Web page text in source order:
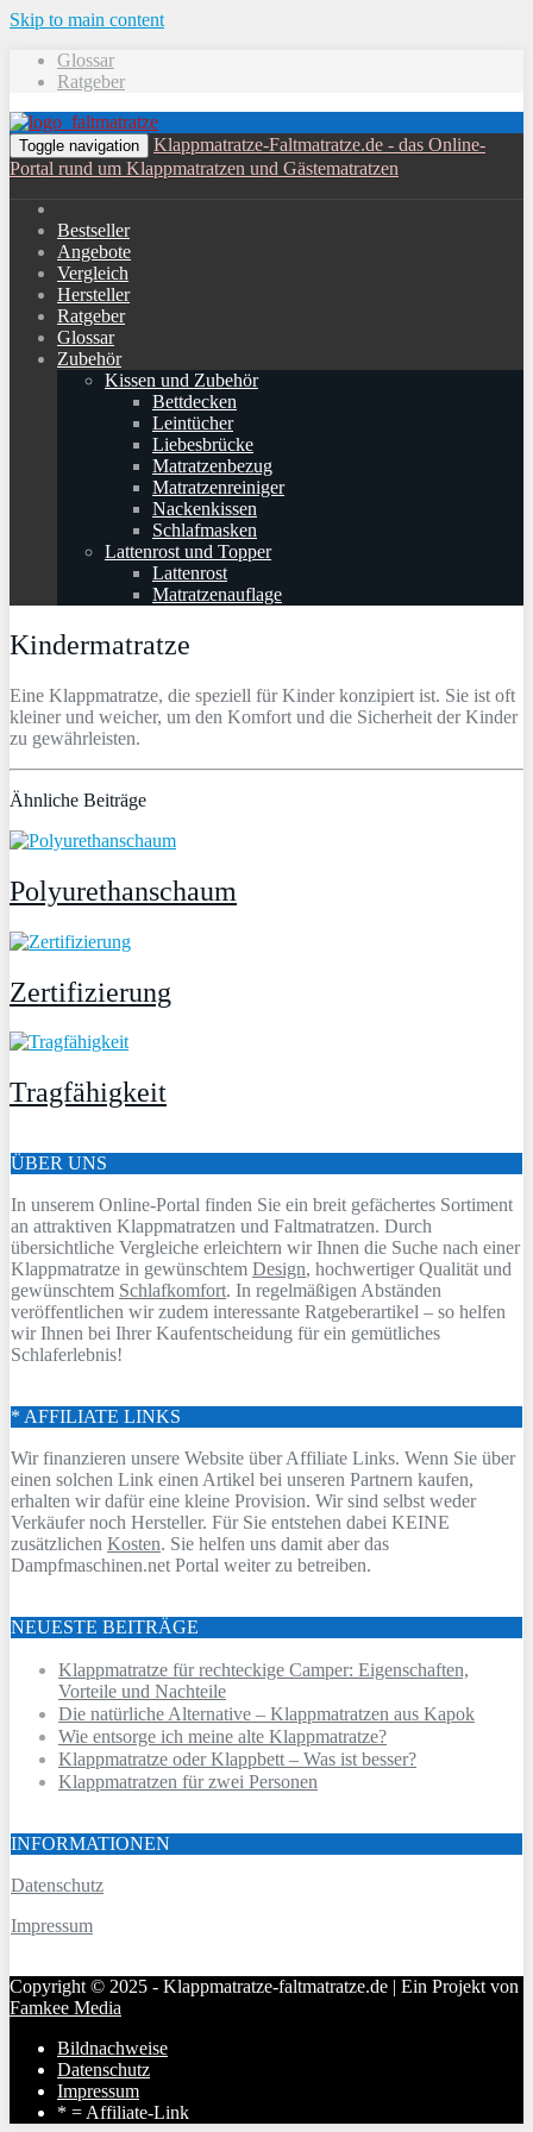
Skip to main content
Glossar
Ratgeber
Toggle navigation
Klappmatratze-Faltmatratze.de - das Online-
Portal rund um Klappmatratzen und Gästematratzen
Bestseller
Angebote
Vergleich
Hersteller
Ratgeber
Glossar
Zubehör
Kissen und Zubehör
Bettdecken
Leintücher
Liebesbrücke
Matratzenbezug
Matratzenreiniger
Nackenkissen
Schlafmasken
Lattenrost und Topper
Lattenrost
Matratzenauflage
Kindermatratze
Eine Klappmatratze, die speziell für Kinder konzipiert ist. Sie ist oft
kleiner und weicher, um den Komfort und die Sicherheit der Kinder
zu gewährleisten.
Ähnliche Beiträge
Polyurethanschaum
Zertifizierung
Tragfähigkeit
ÜBER UNS
In unserem Online-Portal finden Sie ein breit gefächertes Sortiment
an attraktiven Klappmatratzen und Faltmatratzen. Durch
übersichtliche Vergleiche erleichtern wir Ihnen die Suche nach einer
Klappmatratze in gewünschtem Design, hochwertiger Qualität und
gewünschtem Schlafkomfort. In regelmäßigen Abständen
veröffentlichen wir zudem interessante Ratgeberartikel – so helfen
wir Ihnen bei Ihrer Kaufentscheidung für ein gemütliches
Schlaferlebnis!
* AFFILIATE LINKS
Wir finanzieren unsere Website über Affiliate Links. Wenn Sie über
einen solchen Link einen Artikel bei unseren Partnern kaufen,
erhalten wir dafür eine kleine Provision. Wir sind selbst weder
Verkäufer noch Hersteller. Für Sie entstehen dabei KEINE
zusätzlichen Kosten. Sie helfen uns damit aber das
Dampfmaschinen.net Portal weiter zu betreiben.
NEUESTE BEITRÄGE
Klappmatratze für rechteckige Camper: Eigenschaften,
Vorteile und Nachteile
Die natürliche Alternative – Klappmatratzen aus Kapok
Wie entsorge ich meine alte Klappmatratze?
Klappmatratze oder Klappbett – Was ist besser?
Klappmatratzen für zwei Personen
INFORMATIONEN
Datenschutz
Impressum
Copyright © 2025 - Klappmatratze-faltmatratze.de | Ein Projekt von
Famkee Media
Bildnachweise
Datenschutz
Impressum
* = Affiliate-Link